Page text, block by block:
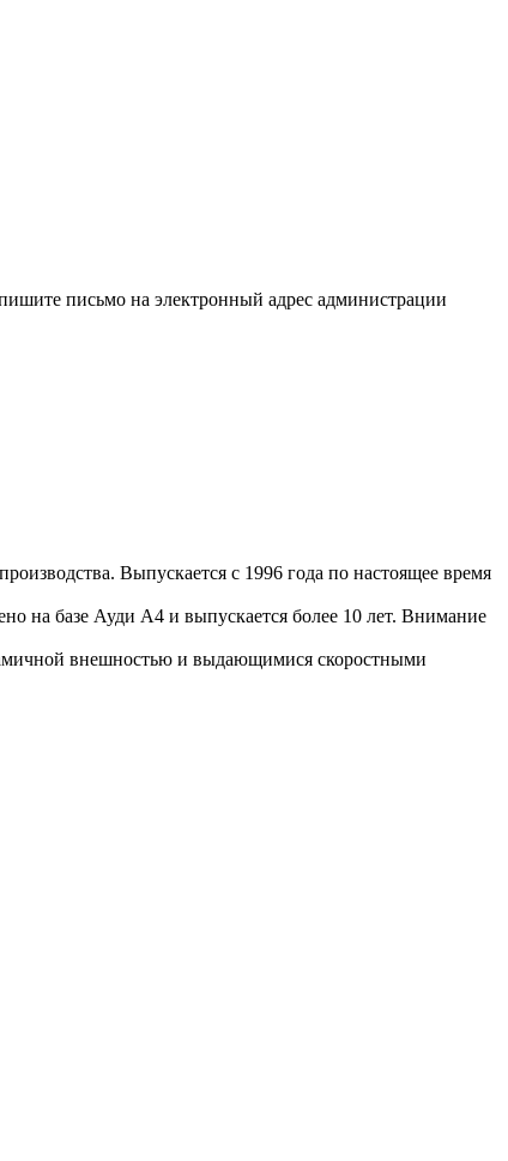
письмо на электронный адрес администрации
Выпускается с 1996 года по настоящее время
на базе Ауди А4 и выпускается более 10 лет. Внимание
внешностью и выдающимися скоростными